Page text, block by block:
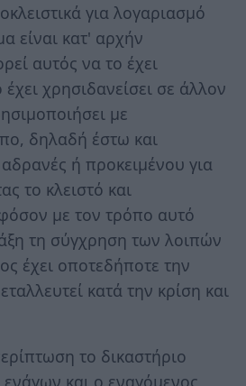
για λογαριασμό
είναι κατ' αρχήν
αυτός να το έχει
χρησιδανείσει σε άλλον
με
δηλαδή έστω και
ή προκειμένου για
το κλειστό και
με τον τρόπο αυτό
τη σύγχρηση των λοιπών
έχει οποτεδήποτε την
κατά την κρίση και
το δικαστήριο
και ο εναγόμενος